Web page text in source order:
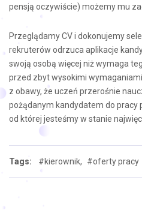
pensją oczywiście) możemy mu
Przeglądamy CV i dokonujemy
rekruterów odrzuca aplikacje
swoją osobą więcej niż wymaga
przed zbyt wysokimi
z obawy, że uczeń przerośnie
pożądanym kandydatem do pracy
od której jesteśmy w stanie
Tags: #kierownik, #oferty pracy